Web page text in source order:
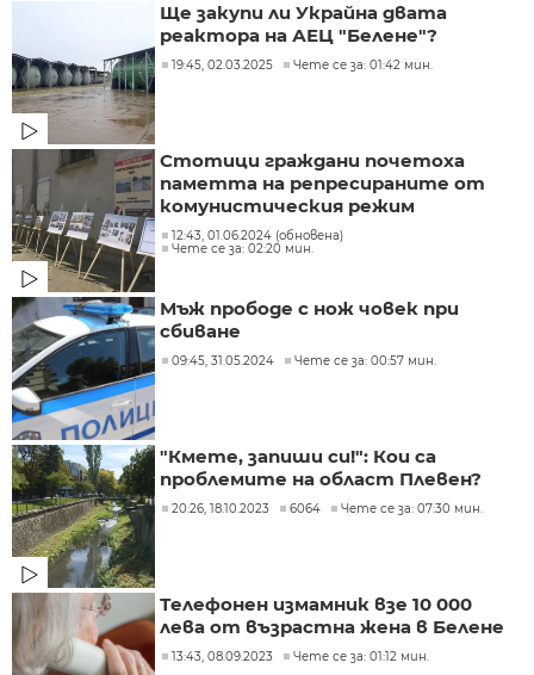
Ще закупи ли Украйна двата
реактора на АЕЦ "Белене"?
19:45, 02.03.2025 Чете се за: 01:42 мин.
Стотици граждани почетоха
паметта на репресираните от
комунистическия режим
12:43, 01.06.2024 (обновена)
Чете се за: 02:20 мин.
Мъж прободе с нож човек при
сбиване
09:45, 31.05.2024 Чете се за: 00:57 мин.
"Кмете, запиши си!": Кои са
проблемите на област Плевен?
20:26, 18.10.2023 6064 Чете се за: 07:30 мин.
Телефонен измамник взе 10 000
лева от възрастна жена в Белене
13:43, 08.09.2023 Чете се за: 01:12 мин.